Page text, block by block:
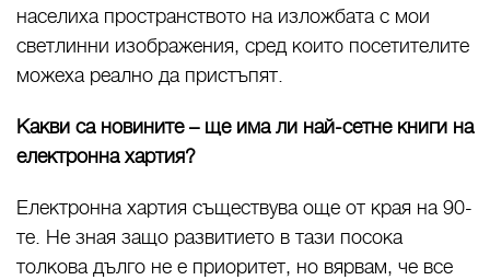
населиха пространството на изложбата с мои
светлинни изображения, сред които посетителите
можеха реално да пристъпят.
Какви са новините – ще има ли най-сетне книги на
електронна хартия?
Електронна хартия съществува още от края на 90-
те. Не зная защо развитието в тази посока
толкова дълго не е приоритет, но вярвам, че все